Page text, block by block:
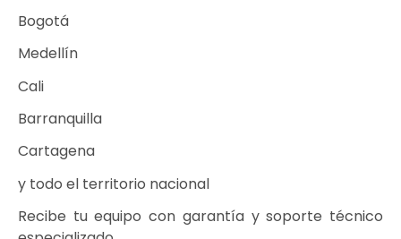
Bogotá
Medellín
Cali
Barranquilla
Cartagena
y todo el territorio nacional
Recibe tu equipo con garantía y soporte técnico